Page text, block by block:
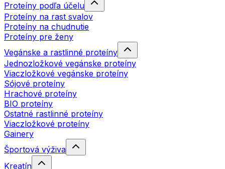
Proteíny podľa účelu
Proteíny na rast svalov
Proteíny na chudnutie
Proteíny pre ženy
Vegánske a rastlinné proteíny
Jednozložkové vegánske proteíny
Viaczložkové vegánske proteíny
Sójové proteíny
Hrachové proteíny
BIO proteíny
Ostatné rastlinné proteíny
Viaczložkové proteíny
Gainery
Športová výživa
Kreatín